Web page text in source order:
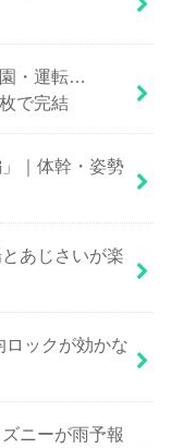
・運転…
で完結
｜体幹・姿勢
あじさいが楽
ロックが効かな
ニーが雨予報